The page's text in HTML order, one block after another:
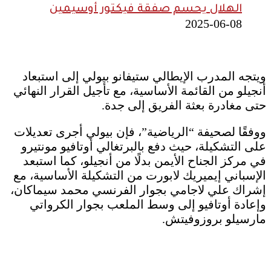
الهلال يحسم صفقة فيكتور أوسيمين
2025-06-08
ويتجه المدرب الإيطالي ستيفانو بيولي إلى استبعاد
أنجيلو من القائمة الأساسية، مع تأجيل القرار النهائي
حتى مغادرة بعثة الفريق إلى جدة.
ووفقًا لصحيفة “الرياضية”، فإن بيولي أجرى تعديلات
على التشكيلة، حيث دفع بالبرتغالي أوتافيو مونتيرو
في مركز الجناح الأيمن بدلًا من أنجيلو، كما استبعد
الإسباني إيميريك لابورت من التشكيلة الأساسية، مع
إشراك علي لاجامي بجوار الفرنسي محمد سيماكان،
وإعادة أوتافيو إلى وسط الملعب بجوار الكرواتي
مارسيلو بروزوفيتش.